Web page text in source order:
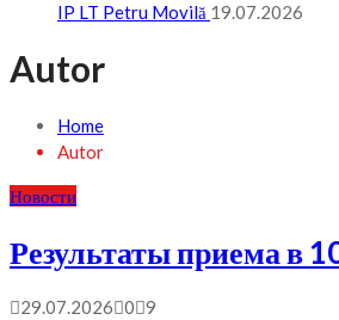
IP LT Petru Movilă 19.07.2026
Autor
Home
Autor
Новости
Результаты приема в
29.07.2026 0 9